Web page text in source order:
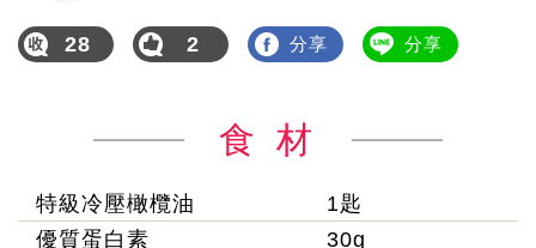
28 2 分享 分享
食 材
特級冷壓橄欖油
1匙
優質蛋白素
30g